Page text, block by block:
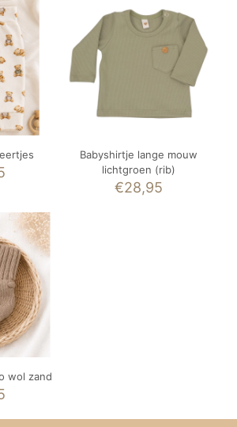
Babyshirtje lange mouw
lichtgroen (rib)
€28,95
wol zand